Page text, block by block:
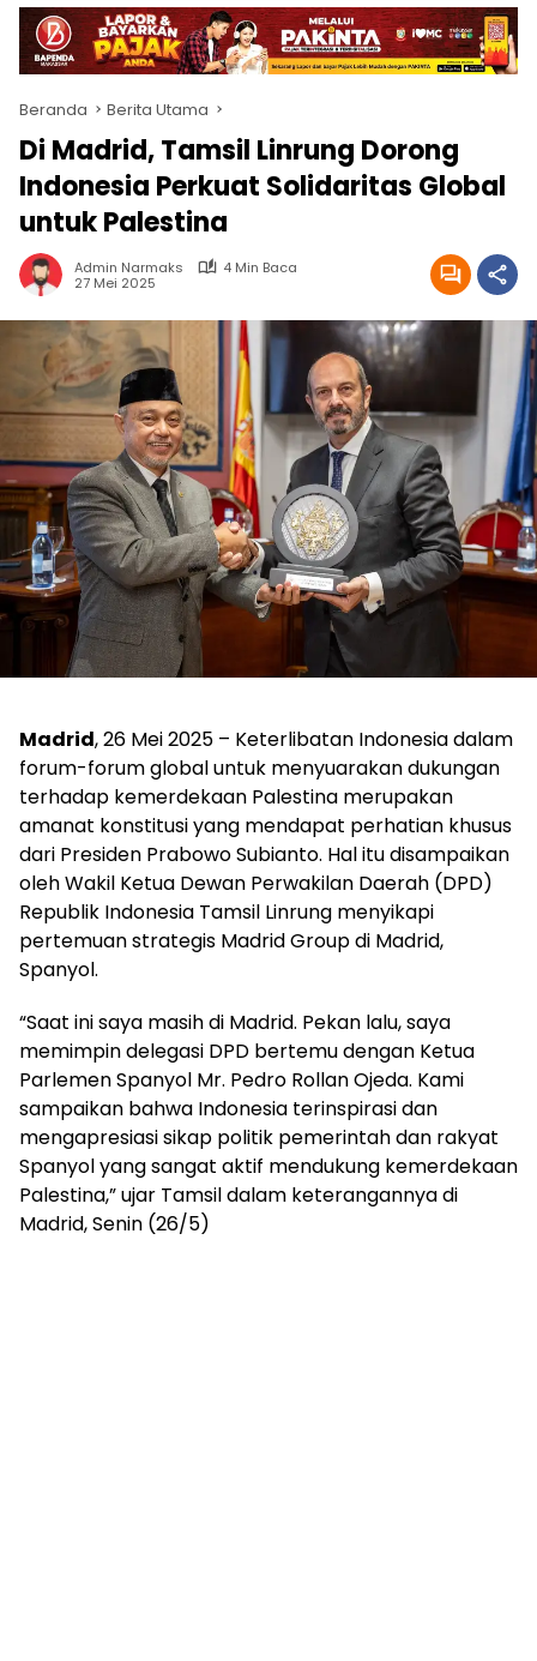
Beranda Berita Utama
Di Madrid, Tamsil Linrung Dorong
Indonesia Perkuat Solidaritas Global
untuk Palestina
Admin Narmaks
4 Min Baca
27 Mei 2025
Madrid, 26 Mei 2025 – Keterlibatan Indonesia dalam
forum-forum global untuk menyuarakan dukungan
terhadap kemerdekaan Palestina merupakan
amanat konstitusi yang mendapat perhatian khusus
dari Presiden Prabowo Subianto. Hal itu disampaikan
oleh Wakil Ketua Dewan Perwakilan Daerah (DPD)
Republik Indonesia Tamsil Linrung menyikapi
pertemuan strategis Madrid Group di Madrid,
Spanyol.
“Saat ini saya masih di Madrid. Pekan lalu, saya
memimpin delegasi DPD bertemu dengan Ketua
Parlemen Spanyol Mr. Pedro Rollan Ojeda. Kami
sampaikan bahwa Indonesia terinspirasi dan
mengapresiasi sikap politik pemerintah dan rakyat
Spanyol yang sangat aktif mendukung kemerdekaan
Palestina,” ujar Tamsil dalam keterangannya di
Madrid, Senin (26/5)